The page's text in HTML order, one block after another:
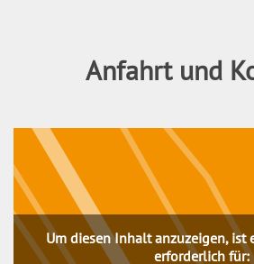
Anfahrt und
Um diesen Inhalt anzuzeigen,
erforderlich für: